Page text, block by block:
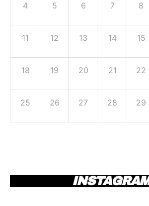
4 5 6 7 8
11 12 13 14 15
18 19 20 21 22
25 26 27 28 29
INSTAGRAM